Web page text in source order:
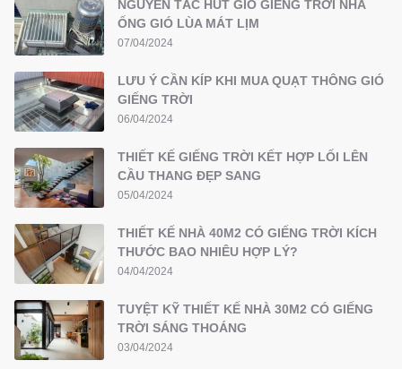
NGUYÊN TẮC HÚT GIÓ GIẾNG TRỜI NHÀ
ỐNG GIÓ LÙA MÁT LỊM
07/04/2024
LƯU Ý CẦN KÍP KHI MUA QUẠT THÔNG GIÓ
GIẾNG TRỜI
06/04/2024
THIẾT KẾ GIẾNG TRỜI KẾT HỢP LỐI LÊN
CẦU THANG ĐẸP SANG
05/04/2024
THIẾT KẾ NHÀ 40M2 CÓ GIẾNG TRỜI KÍCH
THƯỚC BAO NHIÊU HỢP LÝ?
04/04/2024
TUYỆT KỸ THIẾT KẾ NHÀ 30M2 CÓ GIẾNG
TRỜI SÁNG THOÁNG
03/04/2024